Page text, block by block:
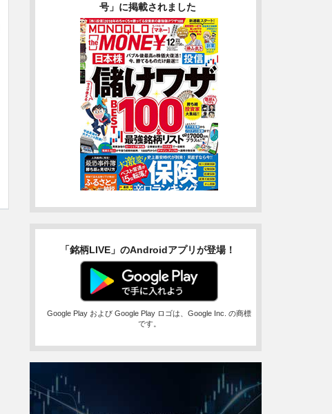
号」に掲載されました
「銘柄LIVE」のAndroidアプリが登場！
Google Play および Google Play ロゴは、Google Inc. の商標
です。